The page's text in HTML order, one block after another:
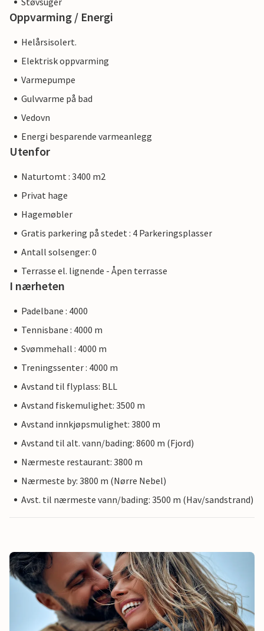
Oppvarming / Energi
Helårsisolert.
Elektrisk oppvarming
Varmepumpe
Gulvvarme på bad
Vedovn
Energi besparende varmeanlegg
Utenfor
Naturtomt : 3400 m2
Privat hage
Hagemøbler
Gratis parkering på stedet : 4 Parkeringsplasser
Antall solsenger: 0
Terrasse el. lignende - Åpen terrasse
I nærheten
Padelbane : 4000
Tennisbane : 4000 m
Svømmehall : 4000 m
Treningssenter : 4000 m
Avstand til flyplass: BLL
Avstand fiskemulighet: 3500 m
Avstand innkjøpsmulighet: 3800 m
Avstand til alt. vann/bading: 8600 m (Fjord)
Nærmeste restaurant: 3800 m
Nærmeste by: 3800 m (Nørre Nebel)
Avst. til nærmeste vann/bading: 3500 m (Hav/sandstrand)